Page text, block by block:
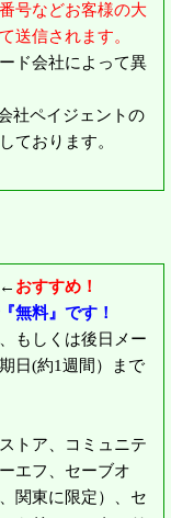
号などお客様の大
送信されます。
ド会社によって異
社ペイジェントの
ております。
← おすすめ！
無料』です！
もしくは後日メー
日(約1週間）まで
トア、コミュニテ
エフ、セーブオ
関東に限定）、セ